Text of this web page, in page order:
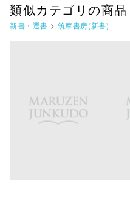
類似カテゴリの商品
新書・選書 > 筑摩書房(新書)